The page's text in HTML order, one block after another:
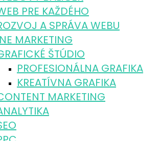
PRE KAŽDÉHO
A SPRÁVA WEBU
MARKETING
ŠTÚDIO
PROFESIONÁLNA GRAFIKA
KREATÍVNA GRAFIKA
MARKETING